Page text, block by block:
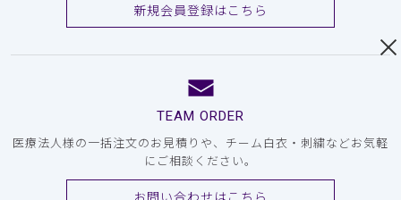
新規会員登録はこちら
TEAM ORDER
医療法人様の一括注文のお見積りや、チーム白衣・刺繍などお気軽
にご相談ください。